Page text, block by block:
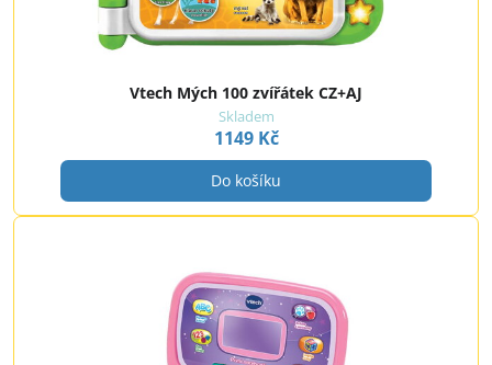
Vtech Mých 100 zvířátek CZ+AJ
Skladem
1149 Kč
Do košíku